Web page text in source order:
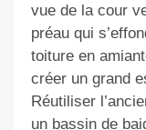
vue de la cour
préau qui
toiture en
créer un grand
Réutiliser
un bassin de